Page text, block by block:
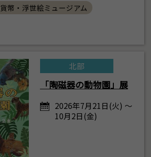
幣・浮世絵ミュージアム
北部
「陶磁器の動物園」展
2026年7月21日(火) ～
10月2日(金)